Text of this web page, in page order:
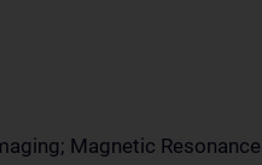
Magnetic Resonance